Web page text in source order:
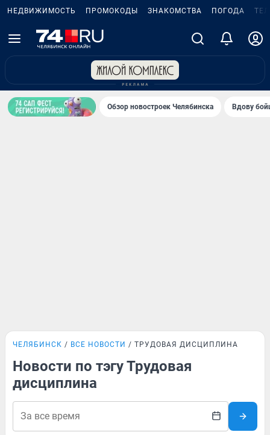
НЕДВИЖИМОСТЬ ПРОМОКОДЫ ЗНАКОМСТВА ПОГОДА
Обзор новостроек Челябинска Вдову
ЧЕЛЯБИНСК ВСЕ НОВОСТИ ТРУДОВАЯ ДИСЦИПЛИНА
Новости по тэгу Трудовая
дисциплина